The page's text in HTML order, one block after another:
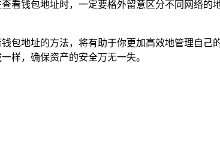
钱包地址时，一定要格外留意区分不同网络的
地址的方法，将有助于你更加高效地管理自己
样，确保资产的安全万无一失。